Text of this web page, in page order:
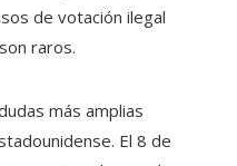
de votación ilegal
raros.
más amplias
El 8 de